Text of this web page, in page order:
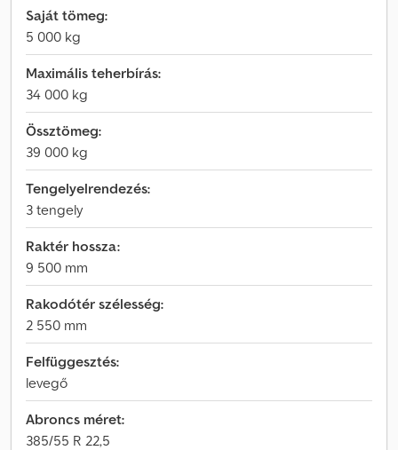
Saját tömeg:
5 000 kg
Maximális teherbírás:
34 000 kg
Össztömeg:
39 000 kg
Tengelyelrendezés:
3 tengely
Raktér hossza:
9 500 mm
Rakodótér szélesség:
2 550 mm
Felfüggesztés:
levegő
Abroncs méret:
385/55 R 22,5